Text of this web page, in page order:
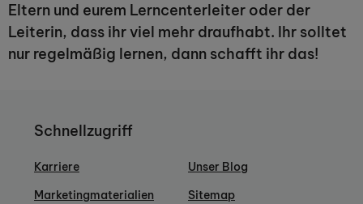
Eltern und eurem Lerncenterleiter oder der
Leiterin, dass ihr viel mehr draufhabt. Ihr solltet
nur regelmäßig lernen, dann schafft ihr das!
Schnellzugriff
Karriere
Marketingmaterialien
Unser Blog
Sitemap